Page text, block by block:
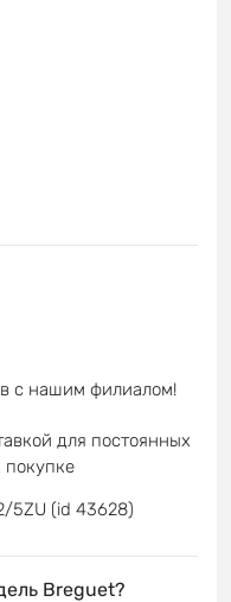
с нашим филиалом!
для постоянных
покупке
5ZU (id 43628)
Breguet?